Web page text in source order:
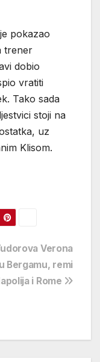
pokazao
trener
dobio
vratiti
Tako sada
stoji na
uz
Klisom.
Verona
Bergamu, remi
i Rome